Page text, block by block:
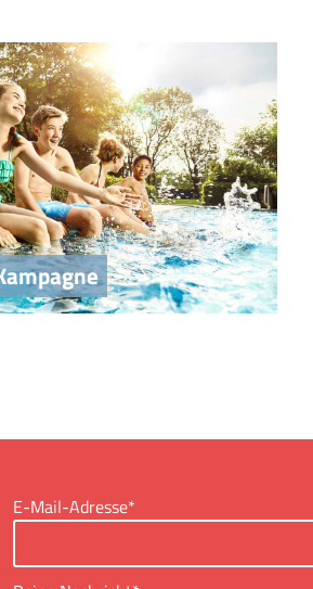
E-Mail-Adresse*